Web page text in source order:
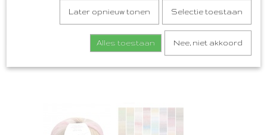
Later opnieuw tonen Selectie toestaan
Alles toestaan Nee, niet akkoord